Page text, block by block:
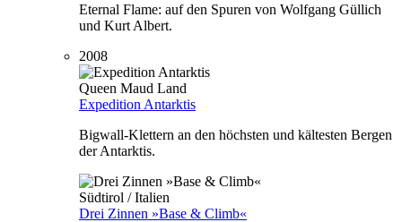
Eternal Flame: auf den Spuren von Wolfgang Güllich
und Kurt Albert.
2008
Queen Maud Land
Expedition Antarktis
Bigwall-Klettern an den höchsten und kältesten Bergen
der Antarktis.
Südtirol / Italien
Drei Zinnen »Base & Climb«